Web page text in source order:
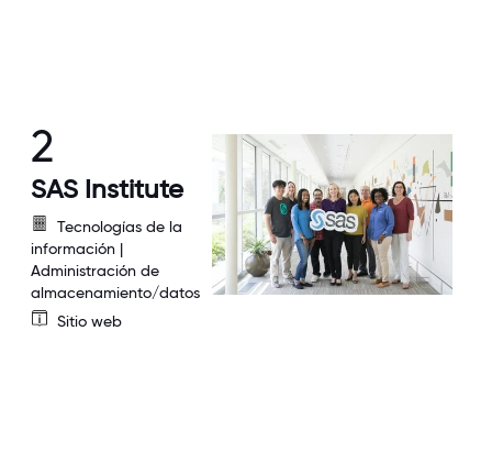
2
SAS Institute
Tecnologías de la
información |
Administración de
almacenamiento/datos
Sitio web